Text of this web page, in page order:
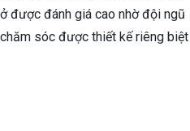
được đánh giá cao nhờ đội ngũ
sóc được thiết kế riêng biệt